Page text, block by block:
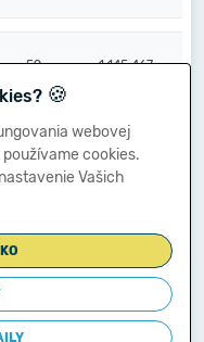
59 -1 145 467
60
61 4 235 326
🍪
webovej
cookies.
Vašich